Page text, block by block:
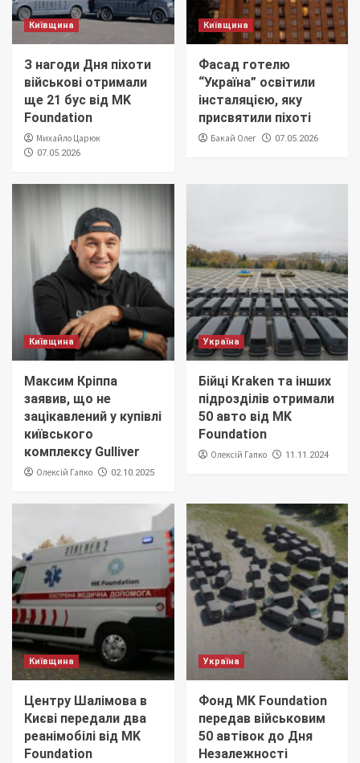
Київщина
З нагоди Дня піхоти
військові отримали
ще 21 бус від MK
Foundation
Михайло Царюк
07.05.2026
Київщина
Фасад готелю
“Україна” освітили
інсталяцією, яку
присвятили піхоті
Бакай Олег 07.05.2026
Київщина
Максим Кріппа
заявив, що не
зацікавлений у купівлі
київського
комплексу Gulliver
Олексій Гапко 02.10.2025
Україна
Бійці Kraken та інших
підрозділів отримали
50 авто від MK
Foundation
Олексій Гапко 11.11.2024
Київщина
Центру Шалімова в
Києві передали два
реанімобілі від MK
Foundation
Україна
Фонд MK Foundation
передав військовим
50 автівок до Дня
Незалежності